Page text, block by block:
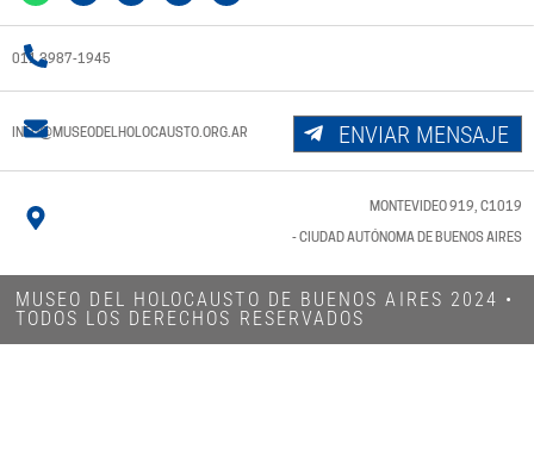
011 3987-1945
INFO@MUSEODELHOLOCAUSTO.ORG.AR ENVIAR MENSAJE
MONTEVIDEO 919, C1019
- CIUDAD AUTÓNOMA DE BUENOS AIRES
MUSEO DEL HOLOCAUSTO DE BUENOS AIRES 2024​ •
TODOS LOS DERECHOS RESERVADOS